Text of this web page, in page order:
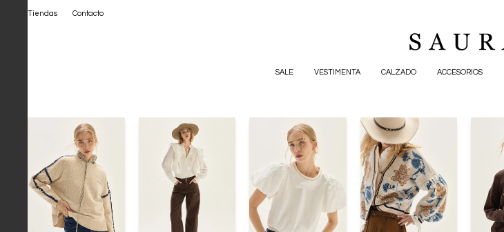
SALE VESTIMENTA CALZADO ACCESORIOS
Tiendas Contacto